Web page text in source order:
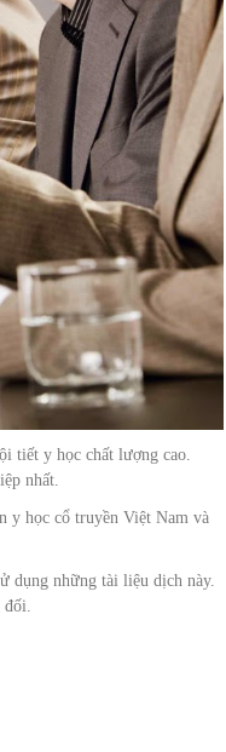
tiết y học chất lượng cao.
nhất.
y học cổ truyền Việt Nam và
dụng những tài liệu dịch này.